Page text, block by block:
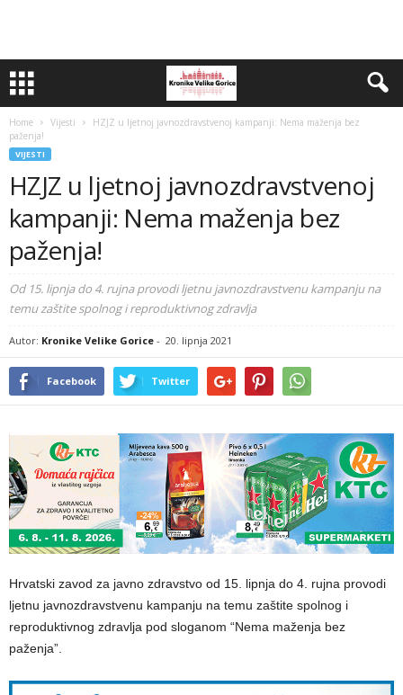
Home Vijesti
HZJZ u ljetnoj javnozdravstvenoj kampanji: Nema maženja bez
paženja!
VIJESTI
HZJZ u ljetnoj javnozdravstvenoj
kampanji: Nema maženja bez
paženja!
Od 15. lipnja do 4. rujna provodi ljetnu javnozdravstvenu kampanju na
temu zaštite spolnog i reproduktivnog zdravlja
Autor: Kronike Velike Gorice - 20. lipnja 2021
Facebook Twitter
Hrvatski zavod za javno zdravstvo od 15. lipnja do 4. rujna provodi
ljetnu javnozdravstvenu kampanju na temu zaštite spolnog i
reproduktivnog zdravlja pod sloganom “Nema maženja bez
paženja”.